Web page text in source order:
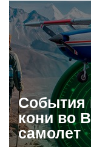
События
кони во
самолет